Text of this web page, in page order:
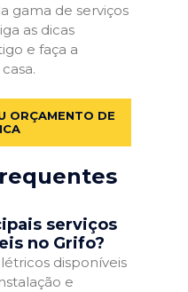
gama de serviços
as dicas
e faça a
ORÇAMENTO DE
serviços
no Grifo?
disponíveis
e